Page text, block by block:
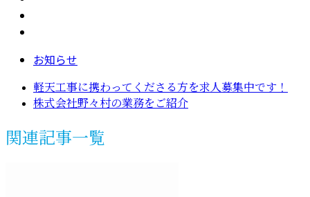
お知らせ
軽天工事に携わってくださる方を求人募集中です！
株式会社野々村の業務をご紹介
関連記事一覧